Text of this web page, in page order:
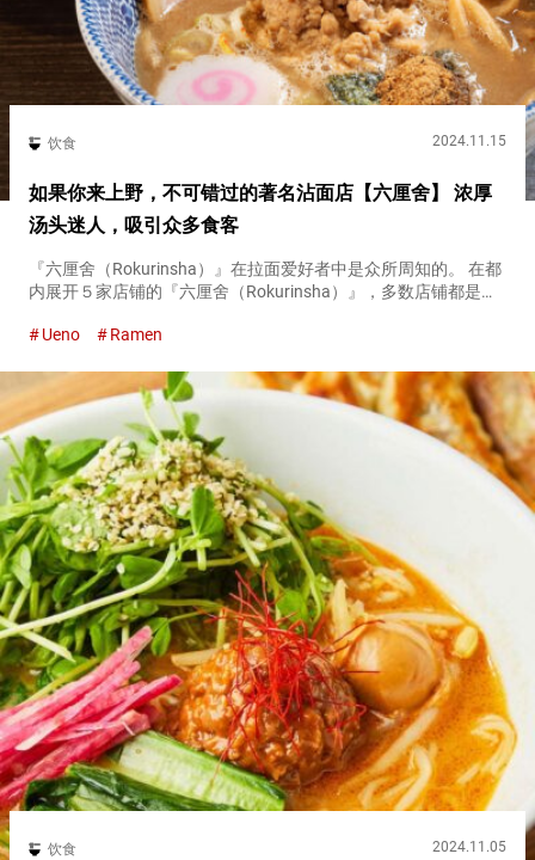
饮食 2024.11.15
如果你来上野，不可错过的著名沾面店【六厘舍】 浓厚
汤头迷人，吸引众多食客
『六厘舍（Rokurinsha）』在拉面爱好者中是众所周知的。 在都
内展开５家店铺的『六厘舍（Rokurinsha）』，多数店铺都是排
郁汤头。 『特制沾面（Special Dip n...
Ueno Ramen
饮食 2024.11.05